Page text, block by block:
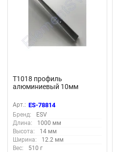
T1018 профиль
алюминиевый 10мм
Арт.: ES-78814
Бренд:
ESV
Длина:
1000 мм
Высота:
14 мм
Ширина:
12.2 мм
Вес:
510 г